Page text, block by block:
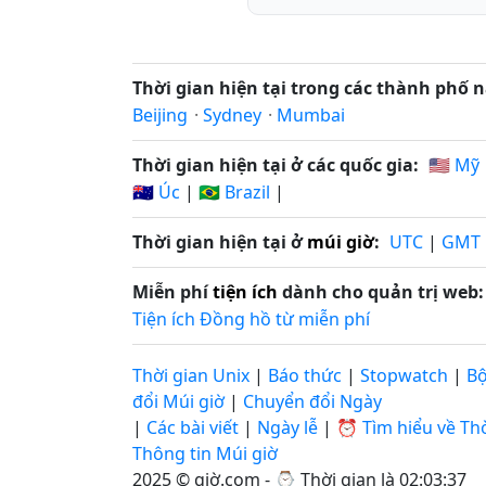
Thời gian hiện tại trong các thành phố
Beijing · Sydney · Mumbai
Thời gian hiện tại ở các quốc gia: 🇺🇸 Mỹ
🇦🇺 Úc | 🇧🇷 Brazil |
Thời gian hiện tại ởmúi giờ: UTC | GMT
Miễn phítiện ích dành cho quản trị web:
Tiện ích Đồng hồ từ miễn phí
Thời gian Unix | Báo thức | Stopwatch |
đổi Múi giờ | Chuyển đổi Ngày
| Các bài viết | Ngày lễ | ⏰ Tìm hiểu về
Thông tin Múi giờ
2025 © giờ.com - ⌚ Thời gian là 02:03:37